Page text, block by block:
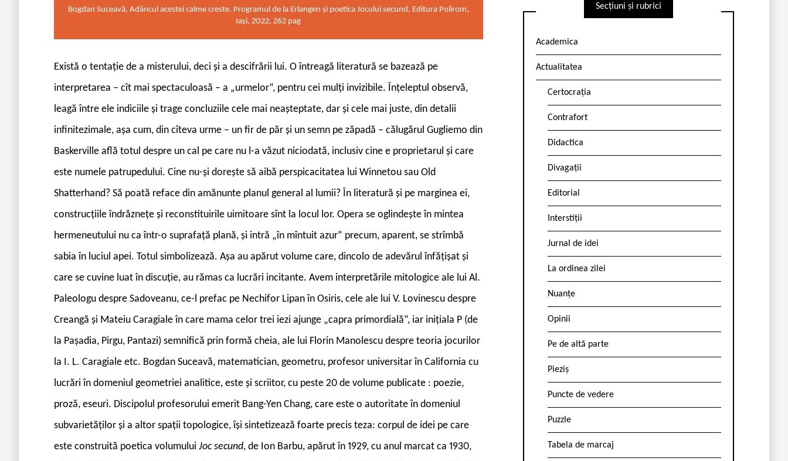
Bogdan Suceavă, Adâncul acestei calme creste. Programul de la Erlangen și poetica Jocului secund, Editura Polirom,
Iași, 2022, 262 pag
Există o tentație de a misterului, deci și a descifrării lui. O întreagă literatură se bazează pe
interpretarea – cît mai spectaculoasă – a „urmelor“, pentru cei mulți invizibile. Înțeleptul observă,
leagă între ele indiciile și trage concluziile cele mai neașteptate, dar și cele mai juste, din detalii
infinitezimale, așa cum, din cîteva urme – un fir de păr și un semn pe zăpadă – călugărul Gugliemo din
Baskerville află totul despre un cal pe care nu l-a văzut niciodată, inclusiv cine e proprietarul și care
este numele patrupedului. Cine nu-și dorește să aibă perspicacitatea lui Winnetou sau Old
Shatterhand? Să poată reface din amănunte planul general al lumii? În literatură și pe marginea ei,
construcțiile îndrăznețe și reconstituirile uimitoare sînt la locul lor. Opera se oglindește în mintea
hermeneutului nu ca într-o suprafață plană, și intră „în mîntuit azur“ precum, aparent, se strîmbă
sabia în luciul apei. Totul simbolizează. Așa au apărut volume care, dincolo de adevărul înfățișat și
care se cuvine luat în discuție, au rămas ca lucrări incitante. Avem interpretările mitologice ale lui Al.
Paleologu despre Sadoveanu, ce-l prefac pe Nechifor Lipan în Osiris, cele ale lui V. Lovinescu despre
Creangă și Mateiu Caragiale în care mama celor trei iezi ajunge „capra primordială“, iar inițiala P (de
la Pașadia, Pirgu, Pantazi) semnifică prin formă cheia, ale lui Florin Manolescu despre teoria jocurilor
la I. L. Caragiale etc. Bogdan Suceavă, matematician, geometru, profesor universitar în California cu
lucrări în domeniul geometriei analitice, este și scriitor, cu peste 20 de volume publicate : poezie,
proză, eseuri. Discipolul profesorului emerit Bang-Yen Chang, care este o autoritate în domeniul
subvarietăților și a altor spații topologice, își sintetizează foarte precis teza: corpul de idei pe care
este construită poetica volumului Joc secund, de Ion Barbu, apărut în 1929, cu anul marcat ca 1930,
Secțiuni și rubrici
Academica
Actualitatea
Certocrația
Contrafort
Didactica
Divagații
Editorial
Interstiții
Jurnal de idei
La ordinea zilei
Nuanțe
Opinii
Pe de altă parte
Pieziș
Puncte de vedere
Puzzle
Tabela de marcaj